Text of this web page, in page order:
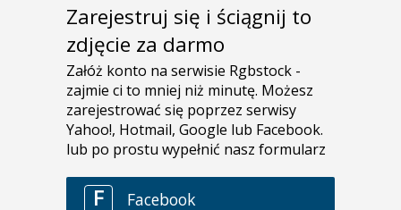
Zarejestruj się i ściągnij to
zdjęcie za darmo